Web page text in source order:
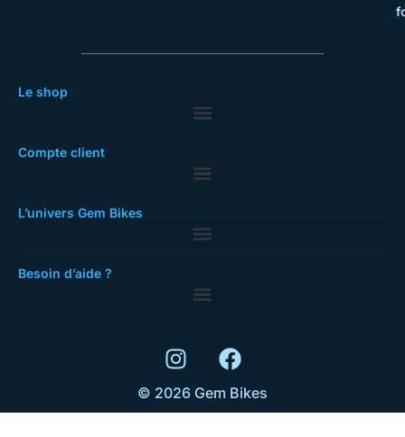
Le shop
Compte client
L’univers Gem Bikes
Besoin d’aide ?
© 2026 Gem Bikes